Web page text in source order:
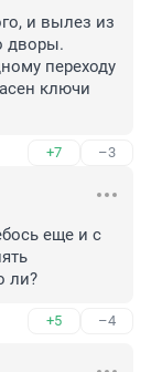
и вылез из
дворы.
переходу
ключи
+7 –3
еще и с
ли?
+5 –4